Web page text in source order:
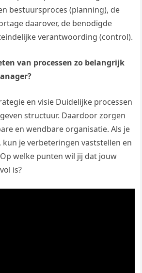
bestuursproces (planning), de
daarover, de benodigde
verantwoording (control).
van processen zo belangrijk
en visie Duidelijke processen
structuur. Daardoor zorgen
en wendbare organisatie. Als je
kun je verbeteringen vaststellen en
welke punten wil jij dat jouw
is?